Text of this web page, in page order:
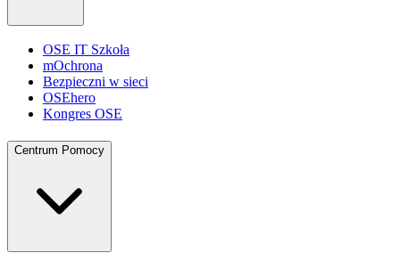
OSE IT Szkoła
mOchrona
Bezpieczni w sieci
OSEhero
Kongres OSE
Centrum Pomocy